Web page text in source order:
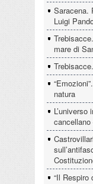
Saracena.
Luigi
mare di
natura
cancellano
“Il Respiro